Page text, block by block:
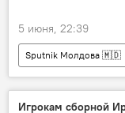
5 июня, 22:39
Sputnik Молдова 🇲🇩
Игрокам сборной